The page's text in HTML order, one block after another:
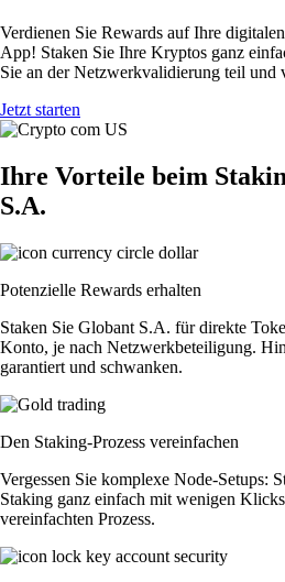
Verdienen Sie Rewards auf Ihre
App! Staken Sie Ihre Kryptos ganz
Sie an der Netzwerkvalidierung teil und
Jetzt starten
Ihre Vorteile beim
S.A.
Potenzielle Rewards erhalten
Staken Sie Globant S.A. für direkte
Konto, je nach Netzwerkbeteiligung.
garantiert und schwanken.
Den Staking-Prozess vereinfachen
Vergessen Sie komplexe Node-Setups:
Staking ganz einfach mit wenigen
vereinfachten Prozess.